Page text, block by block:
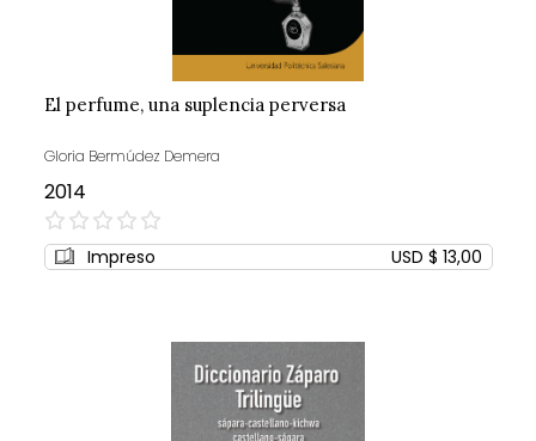
El perfume, una suplencia perversa
Gloria Bermúdez Demera
2014
0%
Impreso USD $ 13,00